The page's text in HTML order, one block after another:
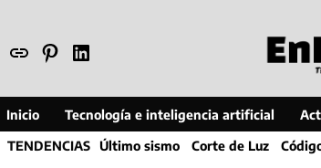
WebPinterestLinkedin
Inicio Tecnología e inteligencia artificial
TENDENCIAS Último sismo Corte de Luz